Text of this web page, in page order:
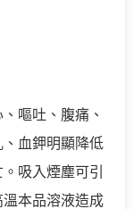
嘔吐、腹痛、
血鉀明顯降低
吸入煙塵可引
本品溶液造成